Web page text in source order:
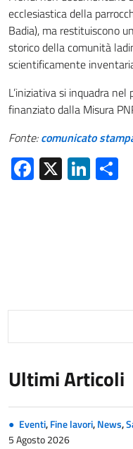
ecclesiastica della
Badia), ma restituiscono
storico della comunità
scientificamente
L’iniziativa si inquadra nel
finanziato dalla Misura
Fonte:comunicato
Facebook
X
Ultimi Articoli
Eventi,Fine lavori,News,
5 Agosto 2026